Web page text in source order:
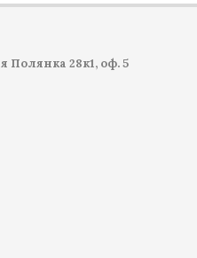
Полянка 28к1, оф. 5